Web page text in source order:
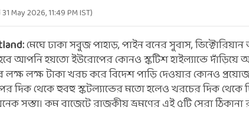
31 May 2026, 11:49 PMIST)
মেঘে ঢাকা সবুজ পাহাড়, পাইন বনের সুবাস,
আপনি হয়তো ইউরোপের কোনও স্কটিশ হাইল্যান্ডে দাঁড়িয়ে
লক্ষ টাকা খরচ করে বিদেশ পাড়ি দেওয়ার কোনও
দিক থেকে হুবহু স্কটল্যান্ডের মতো হলেও খরচের দিক থেকে
সস্তা। কম বাজেটে রাজকীয় ভ্রমণের এই ৫টি সেরা